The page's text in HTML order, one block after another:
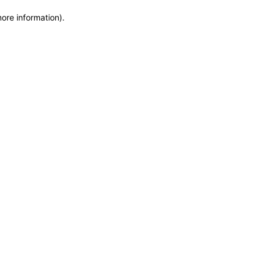
information).